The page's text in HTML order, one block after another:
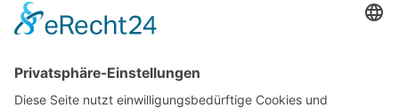
Münchner
Innenstadtwirte e.V.
C/O CITYPARTNER MÜNCHEN